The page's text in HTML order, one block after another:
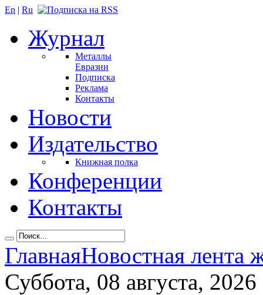
En | Ru
Журнал
Металлы
Евразии
Подписка
Реклама
Контакты
Новости
Издательство
Книжная полка
Конференции
Контакты
ГлавнаяНовостная лента
Суббота, 08 августа, 2026